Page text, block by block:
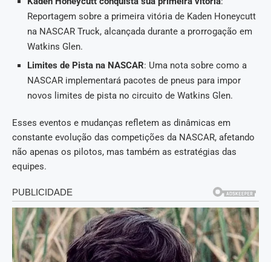
Reportagem sobre a primeira vitória de Kaden Honeycutt
na NASCAR Truck, alcançada durante a prorrogação em
Watkins Glen.
Limites de Pista na NASCAR: Uma nota sobre como a
NASCAR implementará pacotes de pneus para impor
novos limites de pista no circuito de Watkins Glen.
Esses eventos e mudanças refletem as dinâmicas em
constante evolução das competições da NASCAR, afetando
não apenas os pilotos, mas também as estratégias das
equipes.